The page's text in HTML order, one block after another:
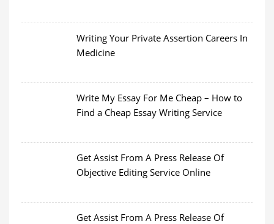
Writing Your Private Assertion Careers In
Medicine
Write My Essay For Me Cheap – How to
Find a Cheap Essay Writing Service
Get Assist From A Press Release Of
Objective Editing Service Online
Get Assist From A Press Release Of